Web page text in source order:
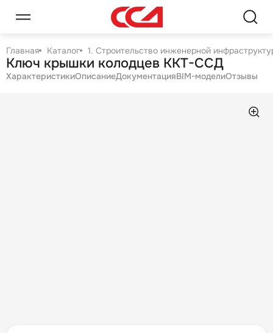
Главная Каталог 1. Строительство инженерной
Ключ крышки колодцев ККТ-ССД
ХарактеристикиОписаниеДокументацияBIM-моделиОтзывы